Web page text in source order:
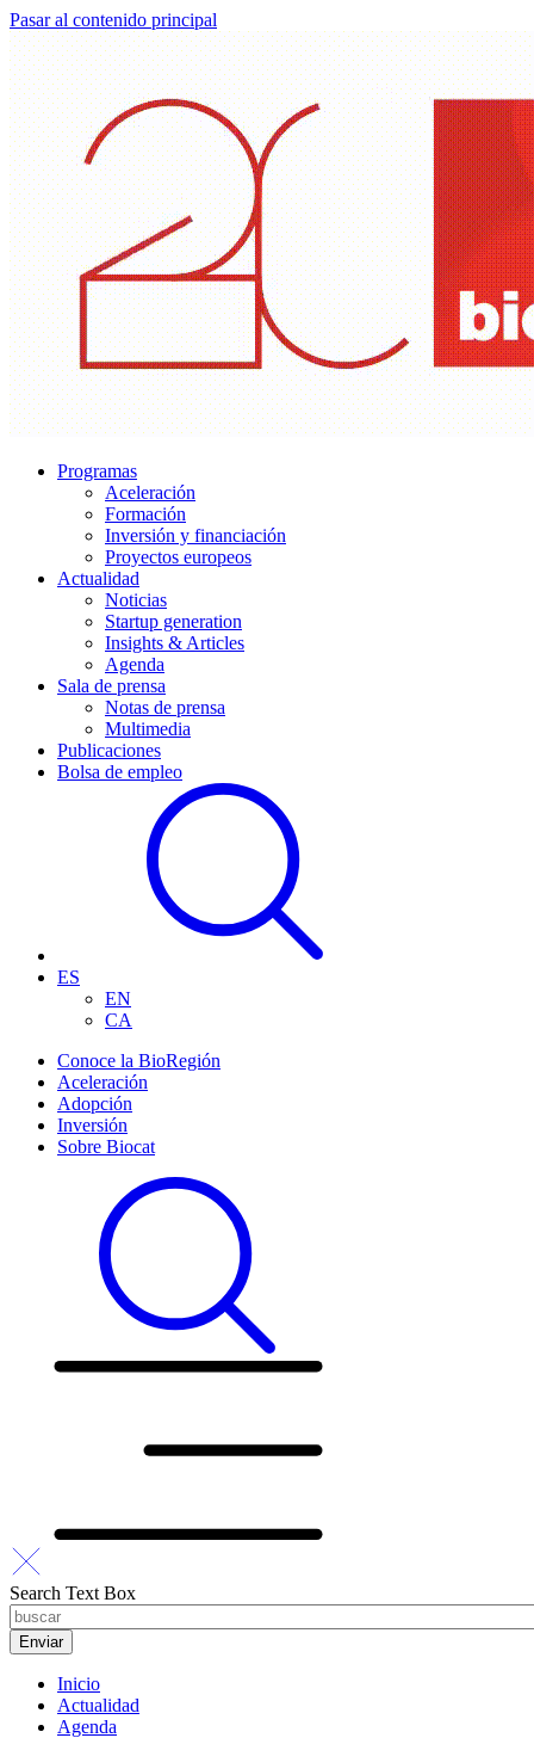
Pasar al contenido principal
Programas
Aceleración
Formación
Inversión y financiación
Proyectos europeos
Actualidad
Noticias
Startup generation
Insights & Articles
Agenda
Sala de prensa
Notas de prensa
Multimedia
Publicaciones
Bolsa de empleo
ES
EN
CA
Conoce la BioRegión
Aceleración
Adopción
Inversión
Sobre Biocat
Search Text Box
Inicio
Actualidad
Agenda